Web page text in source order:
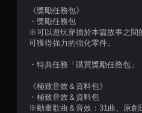
《獎勵任務包》
・獎勵任務包
※可以遊玩穿插於本篇故事之間
可獲得強力的強化零件。
・特典任務「購買獎勵任務包」
《極致音效＆資料包》
・極致音效＆資料包
※動畫歌曲＆音效：31曲、原創